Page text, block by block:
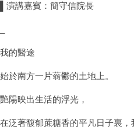
▌演講嘉賓：簡守信院長
我的醫途
始於南方一片蓊鬱的土地上。
艷陽映出生活的浮光，
在泛著馥郁蔗糖香的平凡日子裏，